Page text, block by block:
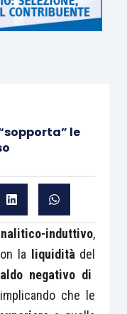
le
induttivo,
la liquidità del
negativo di
che le